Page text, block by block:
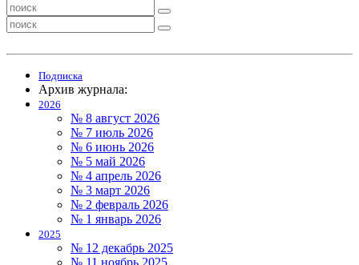
Подписка
Архив журнала:
2026
№ 8 август 2026
№ 7 июль 2026
№ 6 июнь 2026
№ 5 май 2026
№ 4 апрель 2026
№ 3 март 2026
№ 2 февраль 2026
№ 1 январь 2026
2025
№ 12 декабрь 2025
№ 11 ноябрь 2025